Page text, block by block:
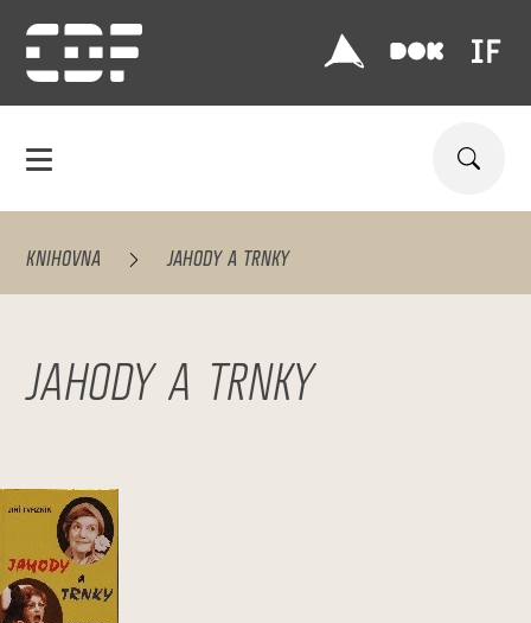
KNIHOVNA JAHODY A TRNKY
JAHODY A TRNKY